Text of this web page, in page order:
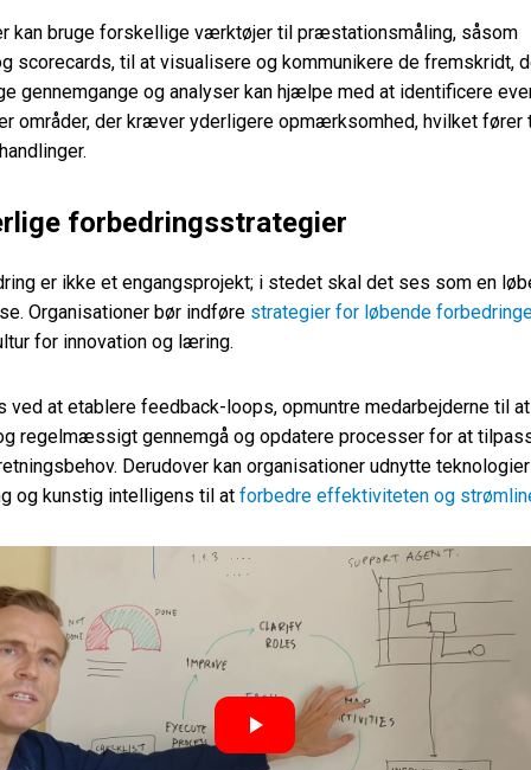
kan bruge forskellige værktøjer til præstationsmåling, såsom
scorecards, til at visualisere og kommunikere de fremskridt,
gennemgange og analyser kan hjælpe med at identificere
områder, der kræver yderligere opmærksomhed, hvilket fører
forbedringsstrategier
er ikke et engangsprojekt; i stedet skal det ses som en
Organisationer bør indføre strategier for løbende
for innovation og læring.
ved at etablere feedback-loops, opmuntre medarbejderne til
regelmæssigt gennemgå og opdatere processer for at
Derudover kan organisationer udnytte
og kunstig intelligens til at forbedre effektiviteten og